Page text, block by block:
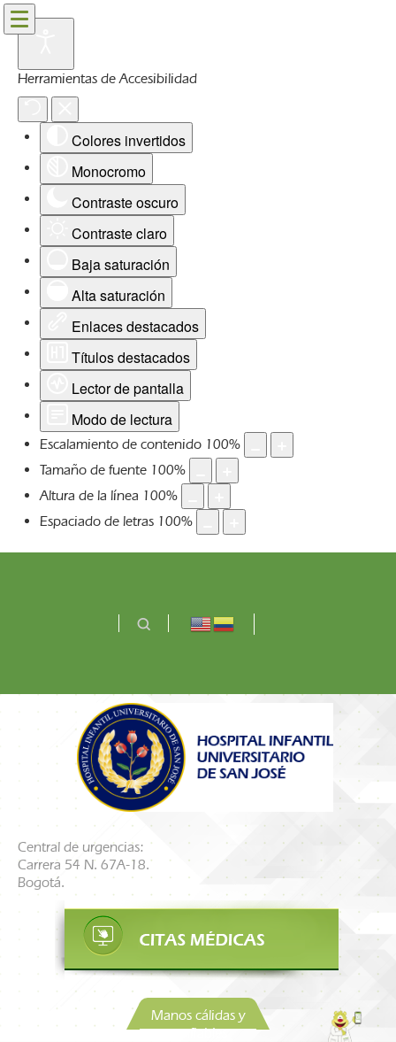
Herramientas de Accesibilidad
Colores invertidos
Monocromo
Contraste oscuro
Contraste claro
Baja saturación
Alta saturación
Enlaces destacados
Títulos destacados
Lector de pantalla
Modo de lectura
Escalamiento de contenido 100%
Tamaño de fuente 100%
Altura de la línea 100%
Espaciado de letras 100%
Central de urgencias:
Carrera 54 N. 67A-18.
Bogotá.
Manos cálidas y
confiables